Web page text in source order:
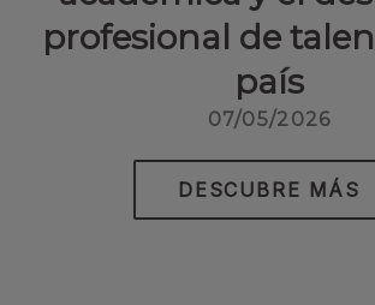
profesional de
país
07/05/2026
DESCUBRE MÁS